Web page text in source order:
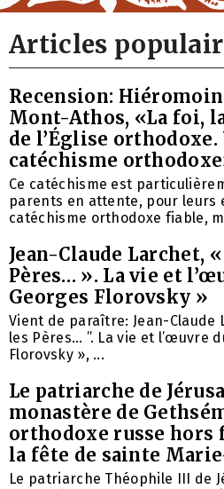
Articles
Recension:
Mont-Athos, «La foi,
de l’Église orthodoxe.
catéchisme
Ce catéchisme est
parents en attente, pour leurs
catéchisme orthodoxe fiable,
Jean-Claude Larchet,
Pères… ». La vie et
Georges Florovsky »
Vient de paraître: Jean-Claude
les Pères… ”. La vie et l’œuvre
Florovsky », ...
Le patriarche de
monastère de
orthodoxe russe hors
la fête de sainte
Le patriarche Théophile III de